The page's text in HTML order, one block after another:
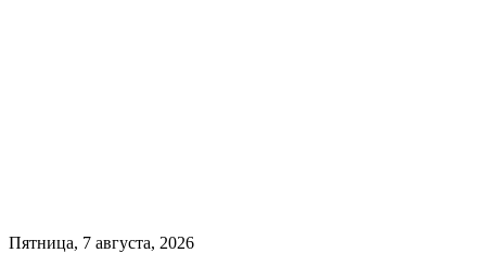
Пятница, 7 августа, 2026